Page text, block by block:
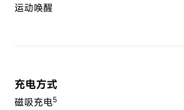
运动唤醒
充电方式
磁吸充电5